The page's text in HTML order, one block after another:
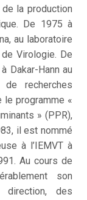
la production
De 1975 à
au laboratoire
Virologie. De
Dakar-Hann au
recherches
le programme «
» (PPR),
il est nommé
à l’IEMVT à
Au cours de
son
des